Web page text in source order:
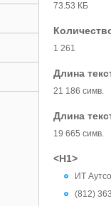
73.53 КБ
1 261
Длина
21 186 симв.
Длина
19 665 симв.
<H1>
ИТ
(812)